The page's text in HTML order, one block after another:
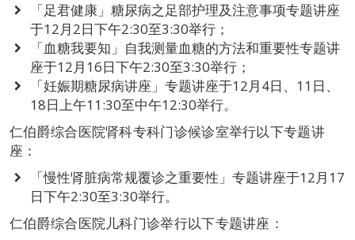
「足君健康」糖尿病之足部护理及注意事项专题讲座
于12月2日下午2:30至3:30举行；
「血糖我要知」自我测量血糖的方法和重要性专题讲
座于12月16日下午2:30至3:30举行；
「妊娠期糖尿病讲座」专题讲座于12月4日、11日、
18日上午11:30至中午12:30举行。
仁伯爵综合医院肾科专科门诊候诊室举行以下专题讲
座：
「慢性肾脏病常规覆诊之重要性」专题讲座于12月17
日下午2:30至3:30举行。
仁伯爵综合医院儿科门诊举行以下专题讲座：